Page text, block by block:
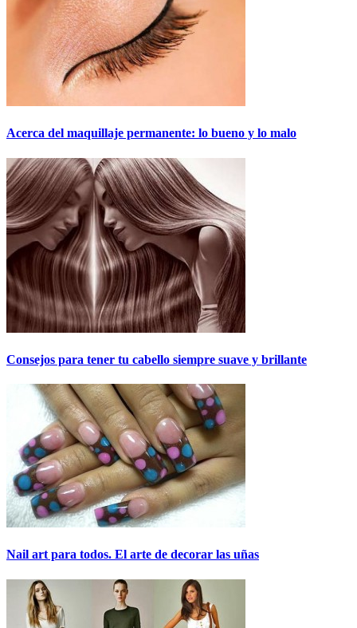
Acerca del maquillaje permanente: lo bueno y lo malo
Consejos para tener tu cabello siempre suave y brillante
Nail art para todos. El arte de decorar las uñas